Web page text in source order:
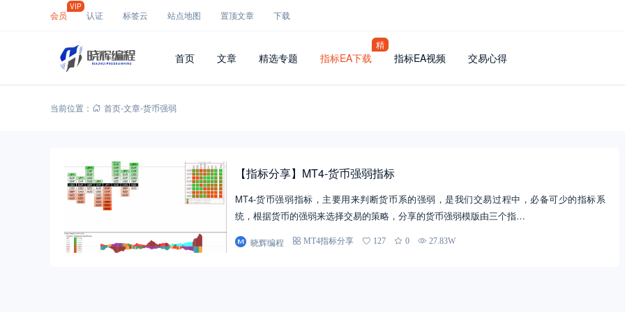
会员
VIP
认证 标签云 站点地图 置顶文章 下载
首页 文章 精选专题 指标EA下载
精
指标EA视频 交易心得
当前位置： 首页-文章-货币强弱
【指标分享】MT4-货币强弱指标
MT4-货币强弱指标，主要用来判断货币系的强弱，是我们交易过程中，必备可少的指标系
统，根据货币的强弱来选择交易的策略，分享的货币强弱模版由三个指…
晓辉编程 MT4指标分享 127 0 27.83W